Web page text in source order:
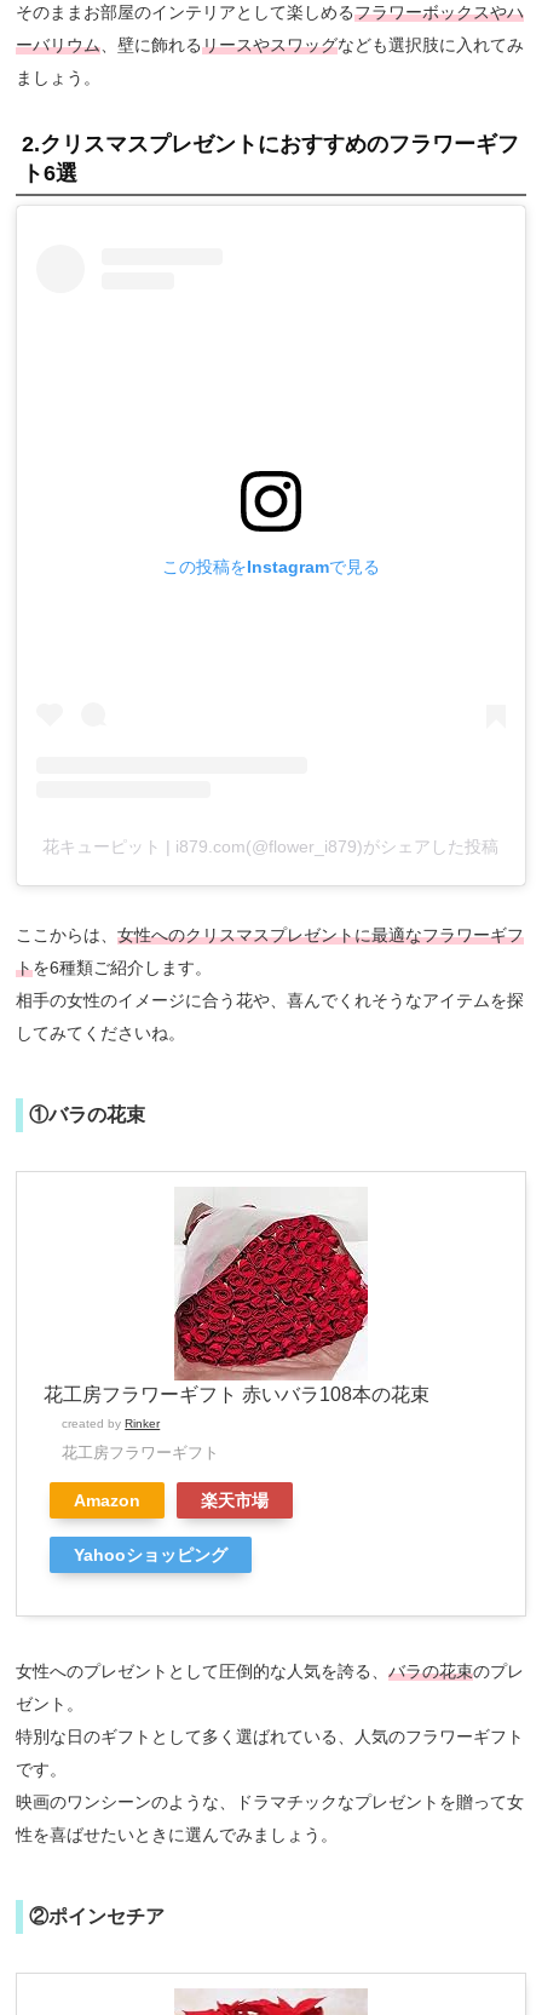
そのままお部屋のインテリアとして楽しめるフラワーボックスやハ
ーバリウム 、壁に飾れるリースやスワッグなども選択肢に入れてみ
ましょう。
2.クリスマスプレゼントにおすすめのフラワーギフ
ト6選
この投稿をInstagramで見る
花キューピット | i879.com(@flower_i879)がシェアした投稿
ここからは、女性へのクリスマスプレゼントに最適なフラワーギフ
トを6種類ご紹介します。
相手の女性のイメージに合う花や、喜んでくれそうなアイテムを探
してみてくださいね。
①バラの花束
花工房フラワーギフト 赤いバラ108本の花束
created byRinker
花工房フラワーギフト
Amazon 楽天市場
Yahooショッピング
女性へのプレゼントとして圧倒的な人気を誇る、バラの花束のプレ
ゼント。
特別な日のギフトとして多く選ばれている、人気のフラワーギフト
です。
映画のワンシーンのような、ドラマチックなプレゼントを贈って女
性を喜ばせたいときに選んでみましょう。
②ポインセチア